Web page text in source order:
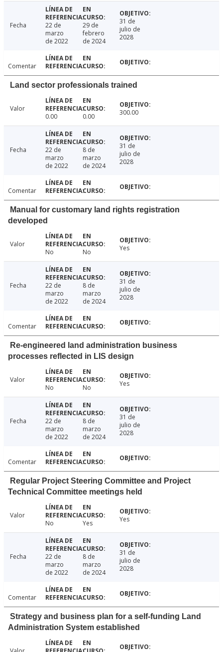
Fecha
22 de
marzo
de 2022
29 de
febrero
de 2024
31 de
julio de
2028
Comentar
Land sector professionals trained
Valor
0.00
0.00 300.00
Fecha
22 de
marzo
de 2022
8 de
marzo
de 2024
31 de
julio de
2028
Comentar
Manual for customary land rights registration
developed
Valor
No
No Yes
Fecha
22 de
marzo
de 2022
8 de
marzo
de 2024
31 de
julio de
2028
Comentar
Re-engineered land administration business
processes reflected in LIS design
Valor
No
No Yes
Fecha
22 de
marzo
de 2022
8 de
marzo
de 2024
31 de
julio de
2028
Comentar
Regular Project Steering Committee and Project
Technical Committee meetings held
Valor
No
Yes Yes
Fecha
22 de
marzo
de 2022
8 de
marzo
de 2024
31 de
julio de
2028
Comentar
Strategy and business plan for a self-funding Land
Administration System established